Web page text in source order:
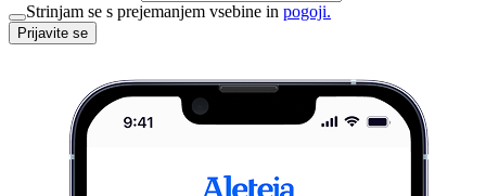
Strinjam se s prejemanjem vsebine in pogoji.
Prijavite se